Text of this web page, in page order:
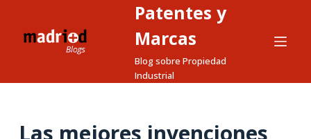
a
Patentes y
Marcas
Blog sobre Propiedad
Industrial
Las mejores invenciones